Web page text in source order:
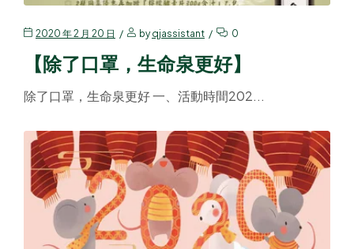
2020 年 2 月 20 日 byqjassistant 0
【除了口罩，生命泉更好】
除了口罩，生命泉更好 一、活動時間202...